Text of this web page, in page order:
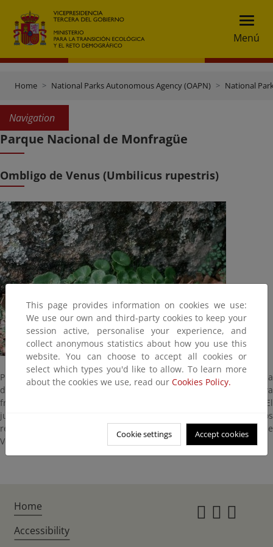
Menú
Home National Parks Autonomous Agency (OAPN) National
Navigation
Parque Nacional de Monfragüe
Ombligo de Venus (Umbilicus rupestris)
Planta fácilmente reconocibles por sus hojas carnosas en forma
de embudo u ombligo. Podemos encontrarla con relativa
frecuencia sobre los muros, paredes y rocas de zonas umbrías. El
jugo de las hojas era utilizado popularmente para trastornos
renales. Hipócrates recomendaba comer las hojas del ombligo de
Venus para procrear varones.
This page provides information on cookies we use:
We use our own and third-party cookies to keep your
session active, personalise your experience, and
collect anonymous statistics about how you use this
website. You can choose to accept all cookies or
select which types you'd like to allow. To learn more
about the cookies we use, read our Cookies Policy.
Cookie settings Accept cookies
Home
Accessibility